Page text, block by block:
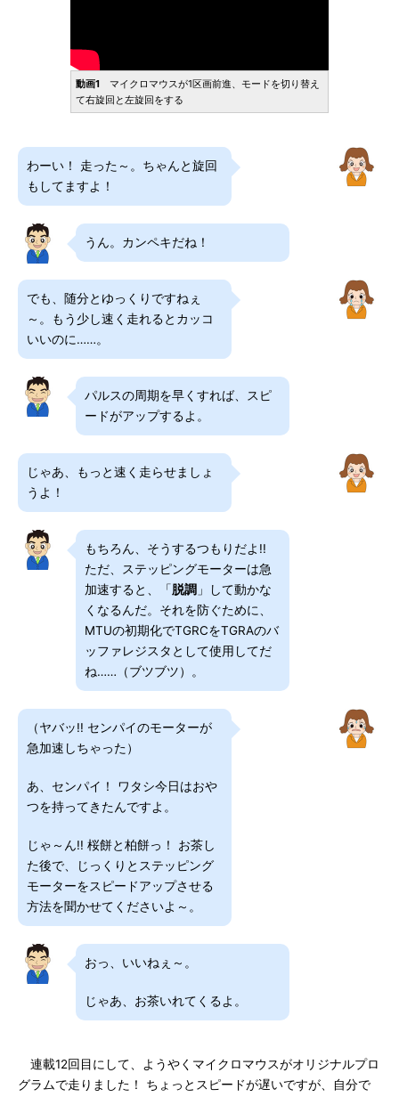
動画1 マイクロマウスが1区画前進、モードを切り替え
て右旋回と左旋回をする
わーい！ 走った～。ちゃんと旋回
もしてますよ！
うん。カンペキだね！
でも、随分とゆっくりですねぇ
～。もう少し速く走れるとカッコ
いいのに……。
パルスの周期を早くすれば、スピ
ードがアップするよ。
じゃあ、もっと速く走らせましょ
うよ！
もちろん、そうするつもりだよ!!
ただ、ステッピングモーターは急
加速すると、「脱調 」して動かな
くなるんだ。それを防ぐために、
MTUの初期化でTGRCをTGRAのバ
ッファレジスタとして使用してだ
ね……（ブツブツ）。
（ヤバッ!! センパイのモーターが
急加速しちゃった）
あ、センパイ！ ワタシ今日はおや
つを持ってきたんですよ。
じゃ～ん!! 桜餅と柏餅っ！ お茶し
た後で、じっくりとステッピング
モーターをスピードアップさせる
方法を聞かせてくださいよ～。
おっ、いいねぇ～。
じゃあ、お茶いれてくるよ。
連載12回目にして、ようやくマイクロマウスがオリジナルプロ
グラムで走りました！ ちょっとスピードが遅いですが、自分で